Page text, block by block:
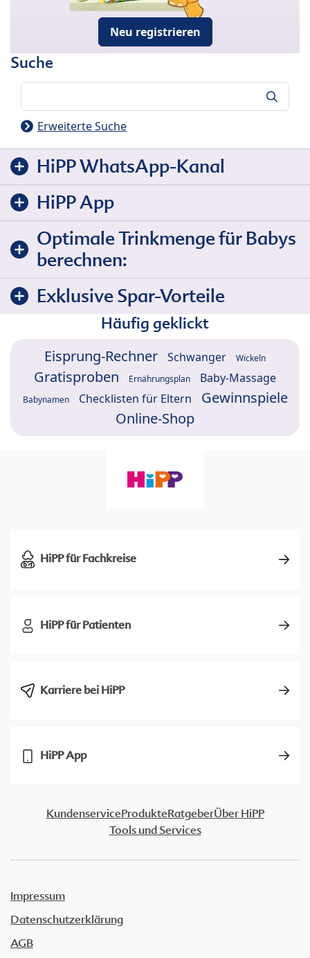
Neu registrieren
Suche
Erweiterte Suche
HiPP WhatsApp-Kanal
HiPP App
Optimale Trinkmenge für Babys
berechnen:
Exklusive Spar-Vorteile
Häufig geklickt
Eisprung-Rechner Schwanger Wickeln
Gratisproben Ernährungsplan Baby-Massage
Babynamen Checklisten für Eltern
Gewinnspiele
Online-Shop
HiPP für Fachkreise
HiPP für Patienten
Karriere bei HiPP
HiPP App
KundenserviceProdukteRatgeberÜber HiPP
Tools und Services
Impressum
Datenschutzerklärung
AGB